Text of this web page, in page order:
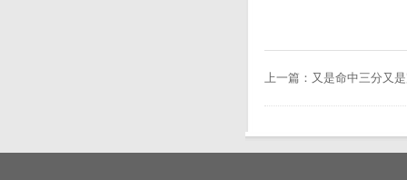
上一篇： 又是命中三分又